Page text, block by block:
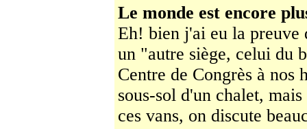
Le monde est encore
Eh! bien j'ai eu la preuve
un "autre siège, celui du
Centre de Congrès à
sous-sol d'un chalet,
ces vans, on discute